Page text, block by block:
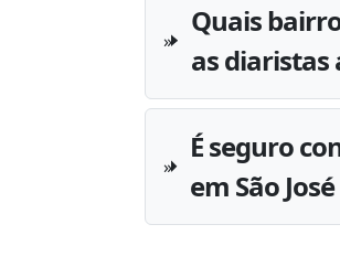
Quais
as diaristas
É seguro
em São